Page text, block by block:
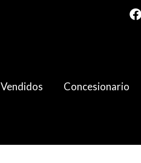
Vendidos Concesionario